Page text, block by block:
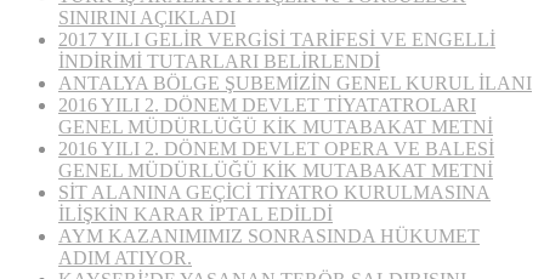
SINIRINI AÇIKLADI
2017 YILI GELİR VERGİSİ TARİFESİ VE ENGELLİ
İNDİRİMİ TUTARLARI BELİRLENDİ
ANTALYA BÖLGE ŞUBEMİZİN GENEL KURUL İLANI
2016 YILI 2. DÖNEM DEVLET TİYATATROLARI
GENEL MÜDÜRLÜĞÜ KİK MUTABAKAT METNİ
2016 YILI 2. DÖNEM DEVLET OPERA VE BALESİ
GENEL MÜDÜRLÜĞÜ KİK MUTABAKAT METNİ
SİT ALANINA GEÇİCİ TİYATRO KURULMASINA
İLİŞKİN KARAR İPTAL EDİLDİ
AYM KAZANIMIMIZ SONRASINDA HÜKUMET
ADIM ATIYOR.